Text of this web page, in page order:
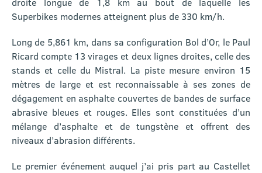
Superbikes modernes atteignent plus de 330 km/h.
Long de 5,861 km, dans sa configuration Bol d’Or, le Paul
Ricard compte 13 virages et deux lignes droites, celle des
stands et celle du Mistral. La piste mesure environ 15
mètres de large et est reconnaissable à ses zones de
dégagement en asphalte couvertes de bandes de surface
abrasive bleues et rouges. Elles sont constituées d’un
mélange d’asphalte et de tungstène et offrent des
niveaux d’abrasion différents.
Le premier événement auquel j’ai pris part au Castellet